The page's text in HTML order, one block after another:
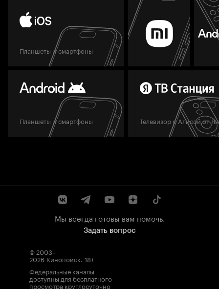
Планшеты и смартфоны
Планшеты и смартфоны Телевизор с Алисой от
Мы всегда готовы вам помочь.
Задать вопрос
© 2003–
2026 Кинопоиск. 18+
Федеральные каналы
доступны для бесплатного
просмотра круглосуточно